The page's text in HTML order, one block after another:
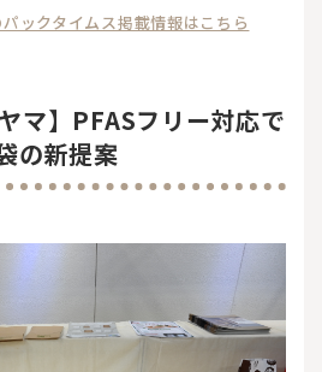
ックタイムス掲載情報はこちら
マ】PFASフリー対応で
の新提案